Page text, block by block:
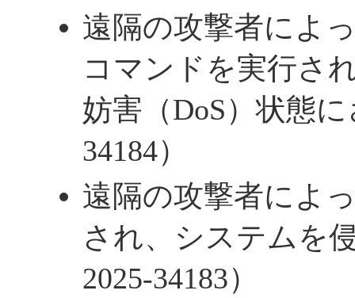
遠隔の攻撃者によ
コマンドを実行さ
妨害（DoS）状態
34184）
遠隔の攻撃者によ
され、システムを
2025-34183）